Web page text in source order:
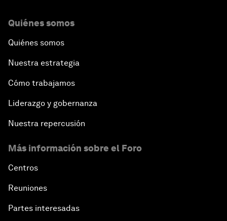
Quiénes somos
Quiénes somos
Nuestra estrategia
Cómo trabajamos
Liderazgo y gobernanza
Nuestra repercusión
Más información sobre el Foro
Centros
Reuniones
Partes interesadas